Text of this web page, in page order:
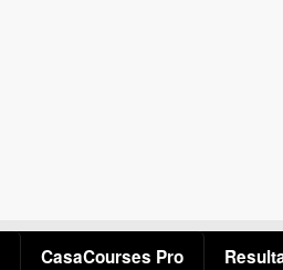
CasaCourses Pro